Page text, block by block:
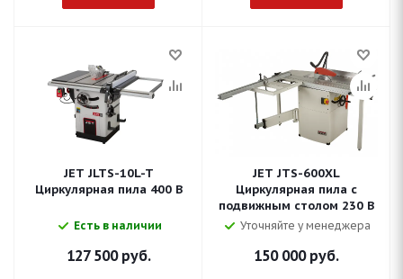
JET JLTS-10L-T
Циркулярная пила 400 В
Есть в наличии
127 500руб.
JET JTS-600XL
Циркулярная пила с
подвижным столом 230 В
Уточняйте у менеджера
150 000руб.